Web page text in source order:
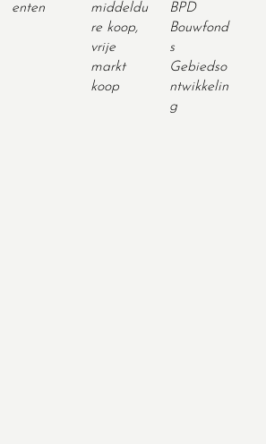
enten
middeldu
re koop,
vrije
markt
koop
BPD
Bouwfond
s
Gebiedso
ntwikkelin
g